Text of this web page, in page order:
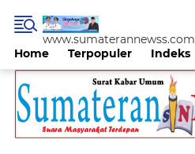
Home Terpopuler Indeks
www.sumaterannewss.com